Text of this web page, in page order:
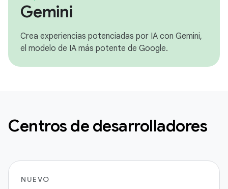
Gemini
Crea experiencias potenciadas por IA con Gemini,
el modelo de IA más potente de Google.
Centros de desarrolladores
NUEVO